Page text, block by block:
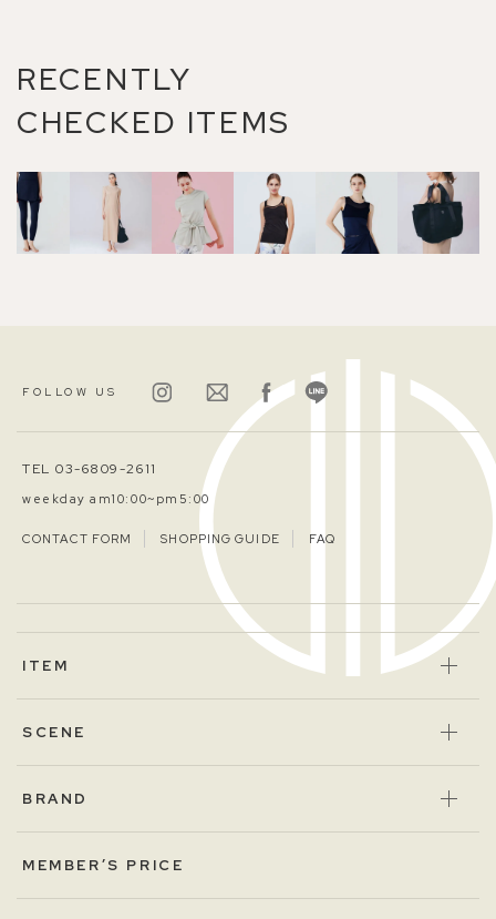
RECENTLY
CHECKED ITEMS
FOLLOW US
TEL 03-6809-2611
weekday am10:00~pm5:00
CONTACT FORM SHOPPING GUIDE FAQ
ITEM
SCENE
BRAND
MEMBER’S PRICE